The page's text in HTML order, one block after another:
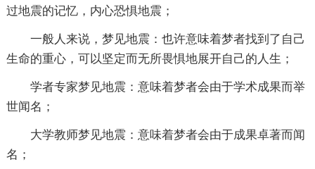
过地震的记忆，内心恐惧地震；
一般人来说，梦见地震：也许意味着梦者找到了自己
生命的重心，可以坚定而无所畏惧地展开自己的人生；
学者专家梦见地震：意味着梦者会由于学术成果而举
世闻名；
大学教师梦见地震：意味着梦者会由于成果卓著而闻
名；